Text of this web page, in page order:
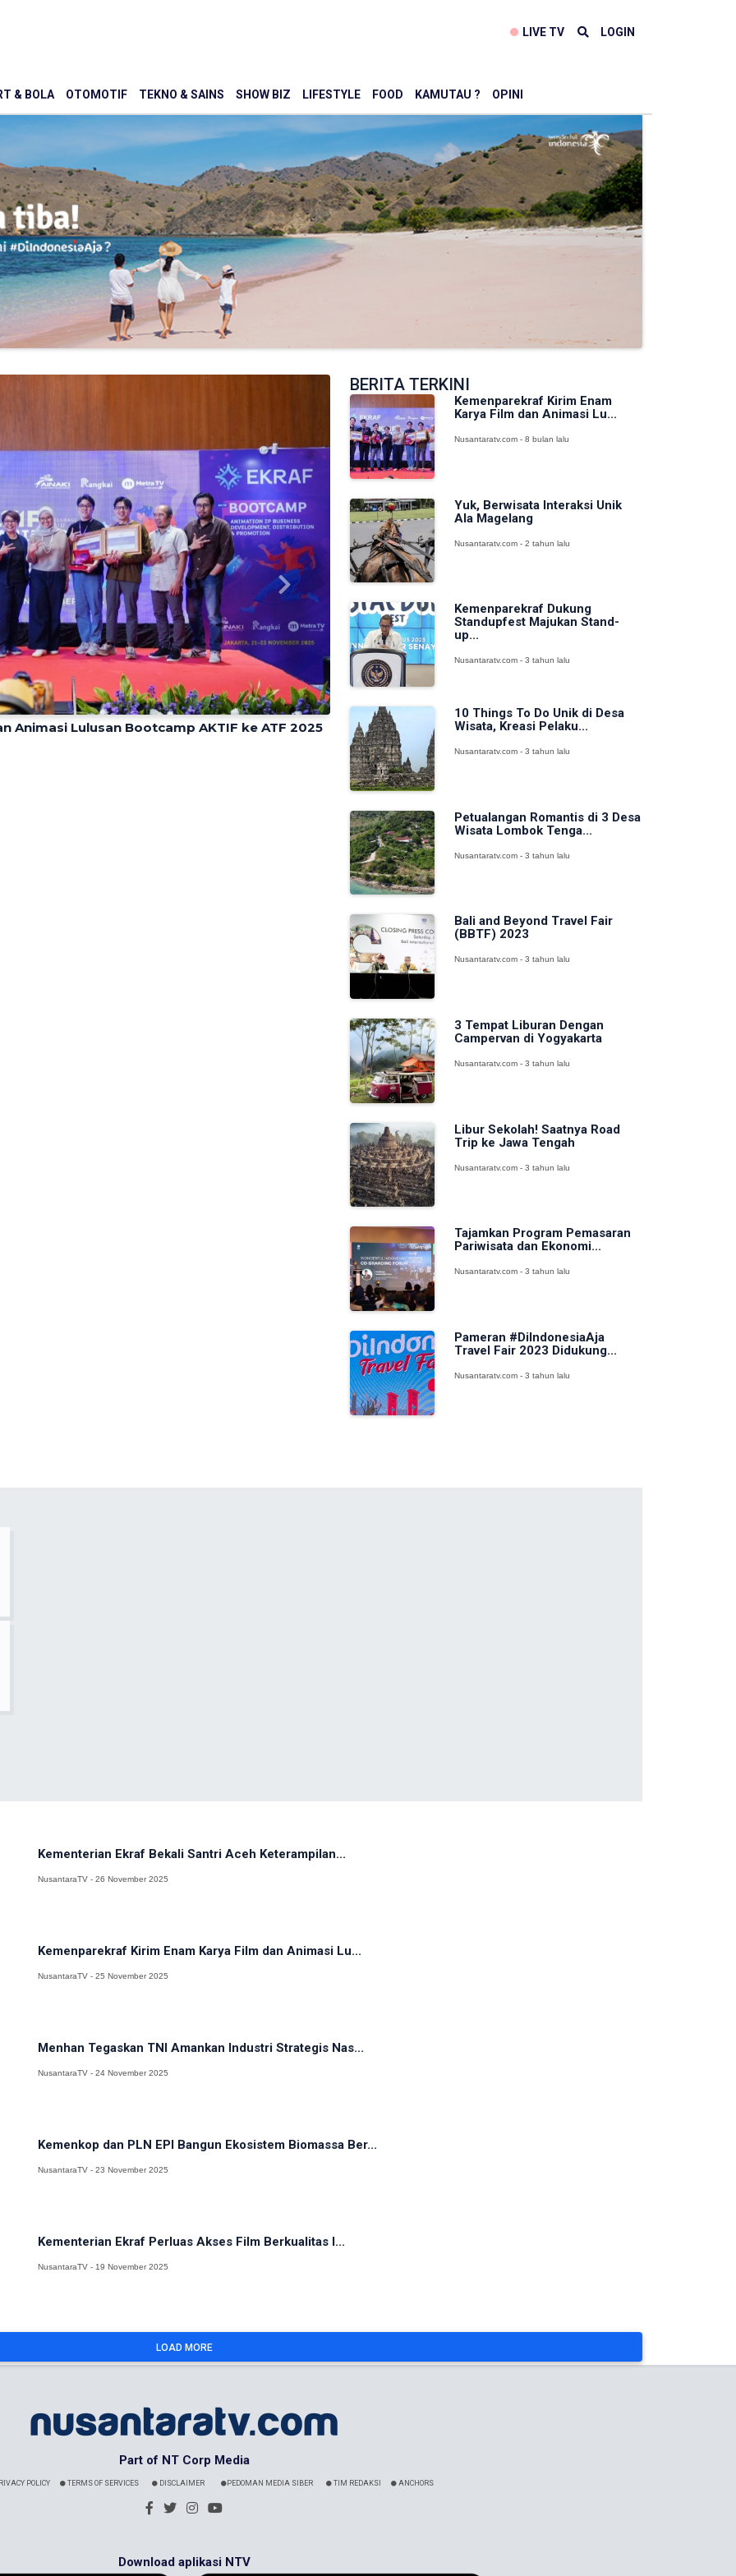
LIVE TV LOGIN
& BOLA OTOMOTIF TEKNO & SAINS SHOW BIZ LIFESTYLE FOOD KAMUTAU ? OPINI
Animasi Lulusan Bootcamp AKTIF ke ATF 2025
Next
BERITA TERKINI
Kemenparekraf Kirim Enam
Karya Film dan Animasi Lu...
Nusantaratv.com - 8 bulan lalu
Yuk, Berwisata Interaksi Unik
Ala Magelang
Nusantaratv.com - 2 tahun lalu
Kemenparekraf Dukung
Standupfest Majukan Stand-
up...
Nusantaratv.com - 3 tahun lalu
10 Things To Do Unik di Desa
Wisata, Kreasi Pelaku...
Nusantaratv.com - 3 tahun lalu
Petualangan Romantis di 3 Desa
Wisata Lombok Tenga...
Nusantaratv.com - 3 tahun lalu
Bali and Beyond Travel Fair
(BBTF) 2023
Nusantaratv.com - 3 tahun lalu
3 Tempat Liburan Dengan
Campervan di Yogyakarta
Nusantaratv.com - 3 tahun lalu
Libur Sekolah! Saatnya Road
Trip ke Jawa Tengah
Nusantaratv.com - 3 tahun lalu
Tajamkan Program Pemasaran
Pariwisata dan Ekonomi...
Nusantaratv.com - 3 tahun lalu
Pameran #DiIndonesiaAja
Travel Fair 2023 Didukung...
Nusantaratv.com - 3 tahun lalu
Kementerian Ekraf Bekali Santri Aceh Keterampilan...
NusantaraTV - 26 November 2025
Kemenparekraf Kirim Enam Karya Film dan Animasi Lu...
NusantaraTV - 25 November 2025
Menhan Tegaskan TNI Amankan Industri Strategis Nas...
NusantaraTV - 24 November 2025
Kemenkop dan PLN EPI Bangun Ekosistem Biomassa Ber...
NusantaraTV - 23 November 2025
Kementerian Ekraf Perluas Akses Film Berkualitas l...
NusantaraTV - 19 November 2025
LOAD MORE
Part of NT Corp Media
POLICY TERMS OF SERVICES DISCLAIMER PEDOMAN MEDIA SIBER TIM REDAKSI ANCHORS
Download aplikasi NTV